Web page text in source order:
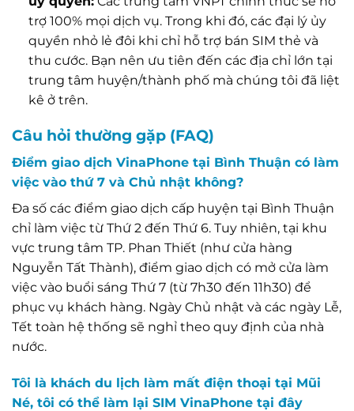
trợ 100% mọi dịch vụ. Trong khi đó, các đại lý ủy
quyền nhỏ lẻ đôi khi chỉ hỗ trợ bán SIM thẻ và
thu cước. Bạn nên ưu tiên đến các địa chỉ lớn tại
trung tâm huyện/thành phố mà chúng tôi đã liệt
kê ở trên.
Câu hỏi thường gặp (FAQ)
Điểm giao dịch VinaPhone tại Bình Thuận có làm
việc vào thứ 7 và Chủ nhật không?
Đa số các điểm giao dịch cấp huyện tại Bình Thuận
chỉ làm việc từ Thứ 2 đến Thứ 6. Tuy nhiên, tại khu
vực trung tâm TP. Phan Thiết (như cửa hàng
Nguyễn Tất Thành), điểm giao dịch có mở cửa làm
việc vào buổi sáng Thứ 7 (từ 7h30 đến 11h30) để
phục vụ khách hàng. Ngày Chủ nhật và các ngày Lễ,
Tết toàn hệ thống sẽ nghỉ theo quy định của nhà
nước.
Tôi là khách du lịch làm mất điện thoại tại Mũi
Né, tôi có thể làm lại SIM VinaPhone tại đây